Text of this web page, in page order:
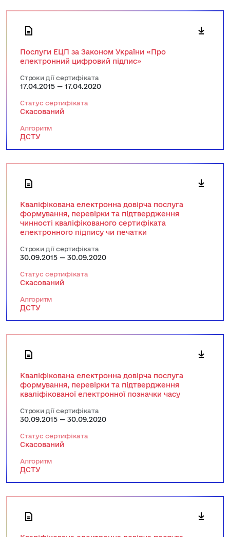
Послуги ЕЦП за Законом України «Про
електронний цифровий підпис»
Строки дії сертифіката
17.04.2015 — 17.04.2020
Статус сертифіката
Скасований
Алгоритм
ДСТУ
Кваліфікована електронна довірча послуга
формування, перевірки та підтвердження
чинності кваліфікованого сертифіката
електронного підпису чи печатки
Строки дії сертифіката
30.09.2015 — 30.09.2020
Статус сертифіката
Скасований
Алгоритм
ДСТУ
Кваліфікована електронна довірча послуга
формування, перевірки та підтвердження
кваліфікованої електронної позначки часу
Строки дії сертифіката
30.09.2015 — 30.09.2020
Статус сертифіката
Скасований
Алгоритм
ДСТУ